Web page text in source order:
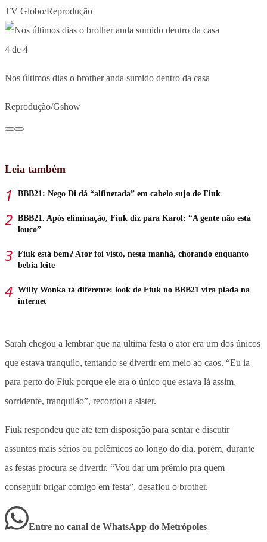
TV Globo/Reprodução
4 de 4
Nos últimos dias o brother anda sumido dentro da casa
Reprodução/Gshow
Leia também
BBB21: Nego Di dá “alfinetada” em cabelo sujo de Fiuk
BBB21. Após eliminação, Fiuk diz para Karol: “A gente não está
louco”
Fiuk está bem? Ator foi visto, nesta manhã, chorando enquanto
bebia leite
Willy Wonka tá diferente: look de Fiuk no BBB21 vira piada na
internet
Sarah chegou a lembrar que na última festa o ator era um dos únicos
que estava tranquilo, tentando se divertir em meio ao caos. “Eu ia
para perto do Fiuk porque ele era o único que estava lá assim,
sorridente, tranquilão”, recordou a sister.
Fiuk respondeu que até tem disposição para sentar e discutir
assuntos mais sérios ou polêmicos ao longo do dia, porém, durante
as festas procura se divertir. “Vou dar um prêmio pra quem
conseguir brigar comigo em festa”, desafiou o brother.
Entre no canal de WhatsApp do Metrópoles